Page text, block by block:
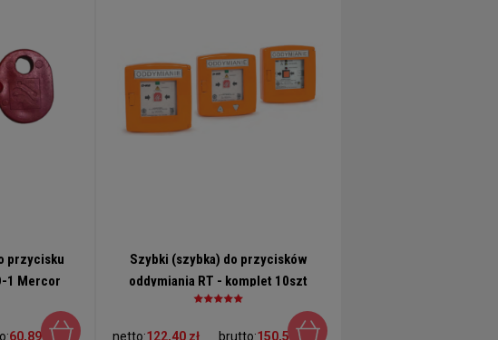
przycisku
1 Mercor
60,89 zł
Szybki (szybka) do przycisków
oddymiania RT - komplet 10szt
netto:122,40 zł brutto:150,55 zł